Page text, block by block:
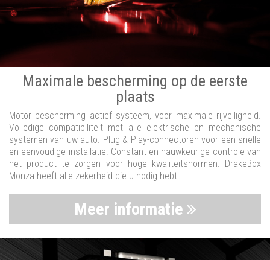
Maximale bescherming op de eerste
plaats
Motor bescherming actief systeem, voor maximale rijveiligheid.
Volledige compatibiliteit met alle elektrische en mechanische
systemen van uw auto. Plug & Play-connectoren voor een snelle
en eenvoudige installatie. Constant en nauwkeurige controle van
het product te zorgen voor hoge kwaliteitsnormen. DrakeBox
Monza heeft alle zekerheid die u nodig hebt.
Meer informatie